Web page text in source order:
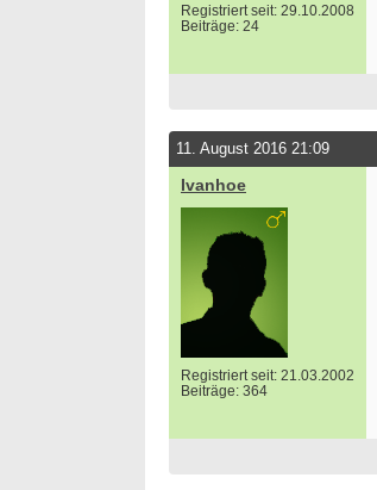
Registriert seit: 29.10.2008
Beiträge: 24
11. August 2016 21:09
Ivanhoe
Registriert seit: 21.03.2002
Beiträge: 364